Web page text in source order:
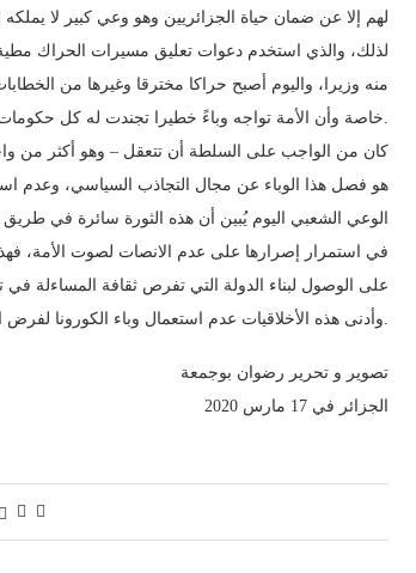
لهم إلا عن ضمان حياة الجزائريين وهو وعي كبير لا
لذلك، والذي استخدم دعوات تعليق مسيرات الحراك مطية
منه وزيرا، واليوم أصبح حراكا مخترقا وغيرها من
خاصة وأن الأمة تواجه وباءً خطيرا تجندت له كل حكومات العالم في استراتيجيات معالجة أزمة تهدد الجنس البشري والأمن القومي للدول.
كان من الواجب على السلطة أن تتعقل – وهو أكثر من
هو فصل هذا الوباء عن مجال التجاذب السياسي، وعدم
الوعي الشعبي اليوم يُبين أن هذه الثورة سائرة في طريق
في استمرار إصرارها على عدم الانصات لصوت الأمة،
على الوصول لبناء الدولة التي تفرص ثقافة المساءلة
وأدنى هذه الأخلاقيات عدم استعمال وباء الكورونا لفرض استمرارية منظومة ميتة وجودها مرتبط باستمرارية الفساد والاستبداد.
تصوير و تحرير رضوان بوجمعة
الجزائر في 17 مارس 2020